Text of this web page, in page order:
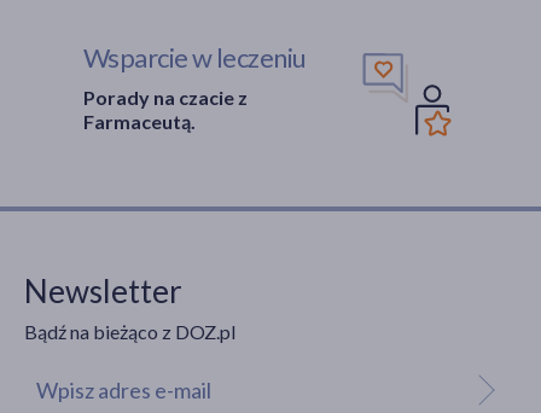
Wsparcie w leczeniu
Porady na czacie z
Farmaceutą.
Newsletter
Bądź na bieżąco z DOZ.pl